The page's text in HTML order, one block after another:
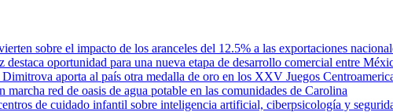
sobre el impacto de los aranceles del 12.5% a las exportaciones
oportunidad para una nueva etapa de desarrollo comercial entre
aporta al país otra medalla de oro en los XXV Juegos
red de oasis de agua potable en las comunidades de Carolina
de cuidado infantil sobre inteligencia artificial, ciberpsicología y